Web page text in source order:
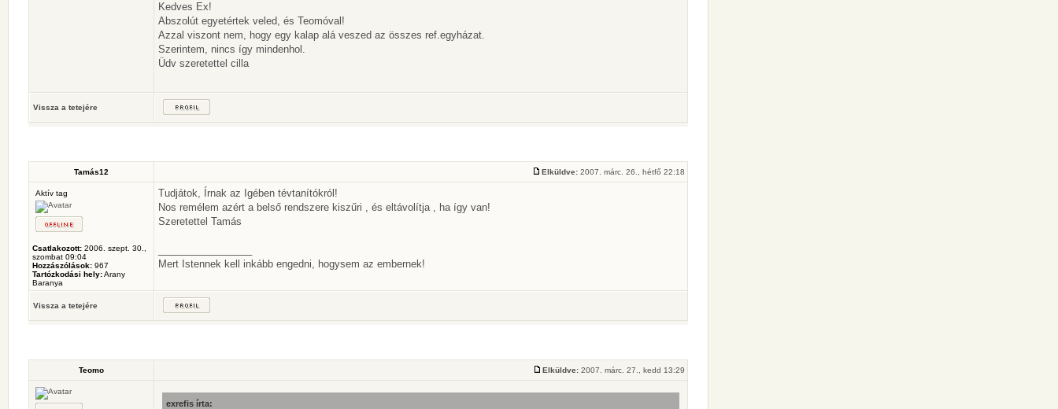
Kedves Ex!
Abszolút egyetértek veled, és Teomóval!
Azzal viszont nem, hogy egy kalap alá veszed az összes ref.egyházat.
Szerintem, nincs így mindenhol.
Üdv szeretettel cilla
Vissza a tetejére
Tamás12 Elküldve: 2007. márc. 26., hétfő 22:18
Aktív tag
Csatlakozott: 2006. szept. 30.,
szombat 09:04
Hozzászólások: 967
Tartózkodási hely:Arany
Baranya
Tudjátok, Írnak az Igében tévtanítókról!
Nos remélem azért a belső rendszere kiszűri , és eltávolítja , ha így van!
Szeretettel Tamás
Mert Istennek kell inkább engedni, hogysem az embernek!
Vissza a tetejére
Teomo Elküldve: 2007. márc. 27., kedd 13:29
exrefis írta: